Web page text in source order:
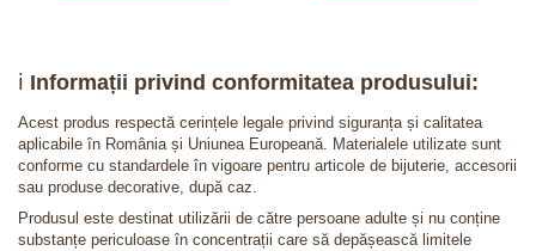
ℹ️ Informații privind conformitatea produsului:
Acest produs respectă cerințele legale privind siguranța și calitatea
aplicabile în România și Uniunea Europeană. Materialele utilizate sunt
conforme cu standardele în vigoare pentru articole de bijuterie, accesorii
sau produse decorative, după caz.
Produsul este destinat utilizării de către persoane adulte și nu conține
substanțe periculoase în concentrații care să depășească limitele